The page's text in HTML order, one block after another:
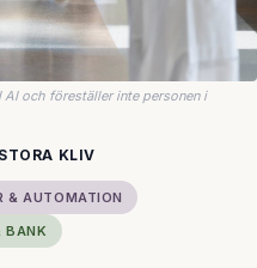
AI och föreställer inte personen i
KLIV
& AUTOMATION
BANK